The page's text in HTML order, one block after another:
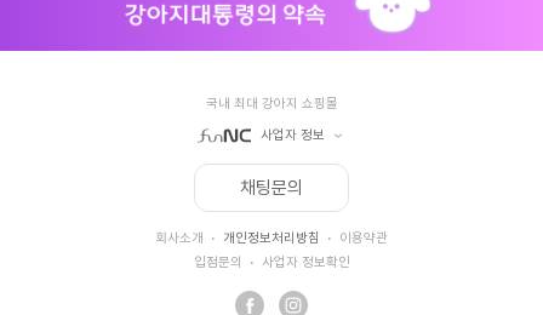
국내 최대 강아지 쇼핑몰
사업자 정보
주식회사 펀엔씨
김도성
서울특별시 강남구 학동로 343, 8층(논현동)
채팅문의
회사소개 · 개인정보처리방침 · 이용약관
· 사업자 정보확인